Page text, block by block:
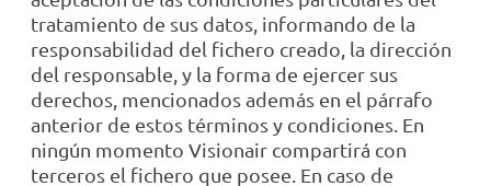
tratamiento de sus datos, informando de la
responsabilidad del fichero creado, la dirección
del responsable, y la forma de ejercer sus
derechos, mencionados además en el párrafo
anterior de estos términos y condiciones. En
ningún momento Visionair compartirá con
terceros el fichero que posee. En caso de